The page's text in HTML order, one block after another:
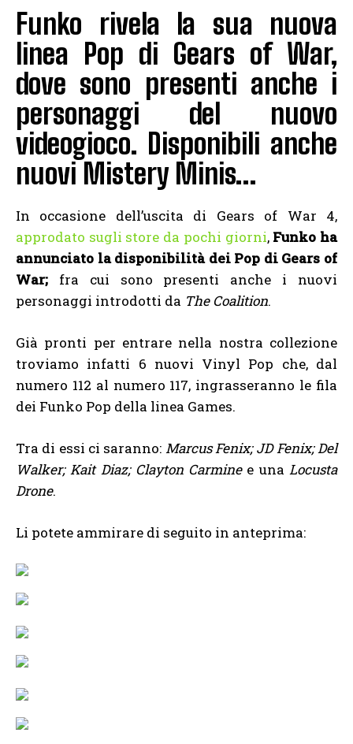
Funko rivela la sua nuova
linea Pop di Gears of War,
dove sono presenti anche i
personaggi del nuovo
videogioco. Disponibili anche
nuovi Mistery Minis…
In occasione dell’uscita di Gears of War 4,
approdato sugli store da pochi giorni, Funko ha
annunciato la disponibilità dei Pop di Gears of
War; fra cui sono presenti anche i nuovi
personaggi introdotti da The Coalition.
Già pronti per entrare nella nostra collezione
troviamo infatti 6 nuovi Vinyl Pop che, dal
numero 112 al numero 117, ingrasseranno le fila
dei Funko Pop della linea Games.
Tra di essi ci saranno: Marcus Fenix; JD Fenix; Del
Walker; Kait Diaz; Clayton Carminee unaLocusta
Drone.
Li potete ammirare di seguito in anteprima: